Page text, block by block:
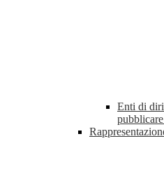
Enti di